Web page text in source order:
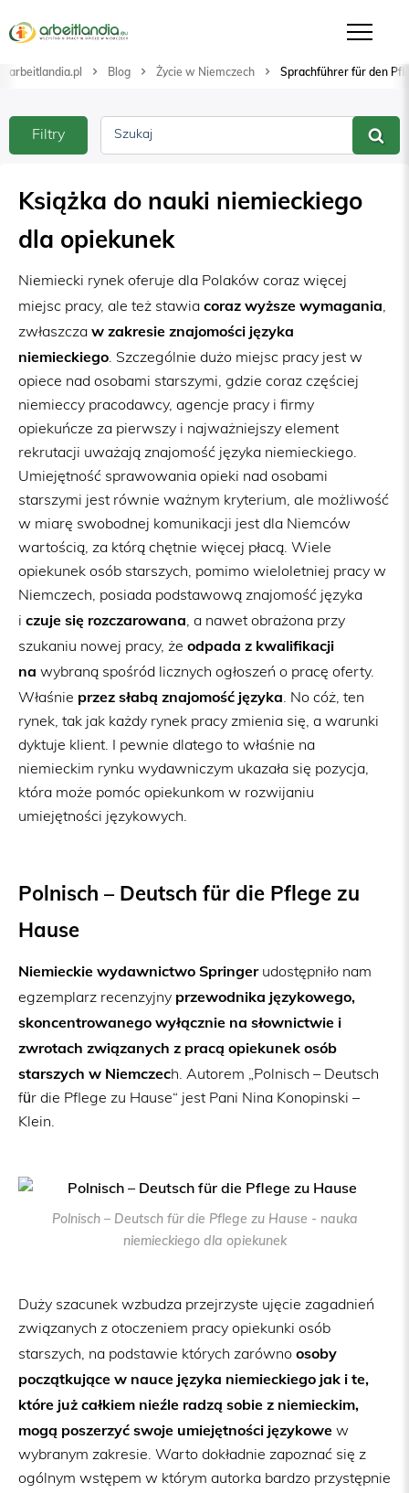
arbeitlandia.pl Blog Życie w Niemczech Sprachführer für den
Książka do nauki niemieckiego
dla opiekunek
Niemiecki rynek oferuje dla Polaków coraz więcej
miejsc pracy, ale też stawia coraz wyższe wymagania,
zwłaszcza w zakresie znajomości języka
niemieckiego. Szczególnie dużo miejsc pracy jest w
opiece nad osobami starszymi, gdzie coraz częściej
niemieccy pracodawcy, agencje pracy i firmy
opiekuńcze za pierwszy i najważniejszy element
rekrutacji uważają znajomość języka niemieckiego.
Umiejętność sprawowania opieki nad osobami
starszymi jest równie ważnym kryterium, ale możliwość
w miarę swobodnej komunikacji jest dla Niemców
wartością, za którą chętnie więcej płacą. Wiele
opiekunek osób starszych, pomimo wieloletniej pracy w
Niemczech, posiada podstawową znajomość języka
i czuje się rozczarowana, a nawet obrażona przy
szukaniu nowej pracy, że odpada z kwalifikacji
na wybraną spośród licznych ogłoszeń o pracę oferty.
Właśnie przez słabą znajomość języka. No cóż, ten
rynek, tak jak każdy rynek pracy zmienia się, a warunki
dyktuje klient. I pewnie dlatego to właśnie na
niemieckim rynku wydawniczym ukazała się pozycja,
która może pomóc opiekunkom w rozwijaniu
umiejętności językowych.
Polnisch – Deutsch für die Pflege zu
Hause
Niemieckie wydawnictwo Springerudostępniło nam
egzemplarz recenzyjny przewodnika językowego,
skoncentrowanego wyłącznie na słownictwie i
zwrotach związanych z pracą opiekunek osób
starszych w Niemczech. Autorem „Polnisch – Deutsch
für die Pflege zu Hause“ jest Pani Nina Konopinski –
Klein.
Polnisch – Deutsch für die Pflege zu Hause - nauka
niemieckiego dla opiekunek
Duży szacunek wzbudza przejrzyste ujęcie zagadnień
związanych z otoczeniem pracy opiekunki osób
starszych, na podstawie których zarówno osoby
początkujące w nauce języka niemieckiego jak i te,
które już całkiem nieźle radzą sobie z niemieckim,
mogą poszerzyć swoje umiejętności językowe w
wybranym zakresie. Warto dokładnie zapoznać się z
ogólnym wstępem w którym autorka bardzo przystępnie
Filtry Szukaj